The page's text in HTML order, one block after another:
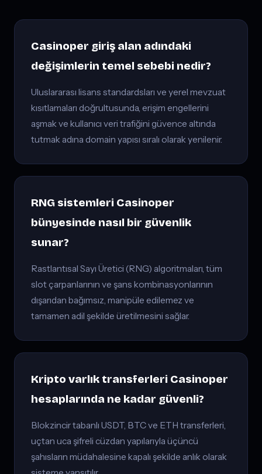
Casinoper giriş alan adındaki
değişimlerin temel sebebi nedir?
Uluslararası lisans standardsları ve yerel mevzuat
kısıtlamaları doğrultusunda, erişim engellerini
aşmak ve kullanıcı veri trafiğini güvence altında
tutmak adına domain yapısı sıralı olarak yenilenir.
RNG sistemleri Casinoper
bünyesinde nasıl bir güvenlik
sunar?
Rastlantısal Sayı Üretici (RNG) algoritmaları, tüm
slot çarpanlarının ve şans kombinasyonlarının
dışarıdan bağımsız, manipüle edilemez ve
tamamen adil şekilde üretilmesini sağlar.
Kripto varlık transferleri Casinoper
hesaplarında ne kadar güvenli?
Blokzincir tabanlı USDT, BTC ve ETH transferleri,
uçtan uca şifreli cüzdan yapılarıyla üçüncü
şahısların müdahalesine kapalı şekilde anlık olarak